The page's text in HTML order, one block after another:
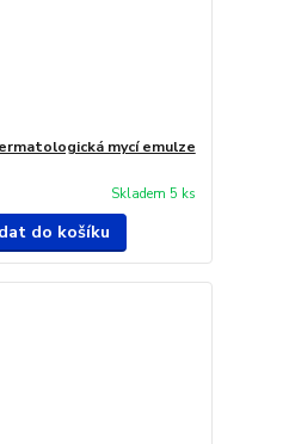
mycí emulze
Skladem 5 ks
do košíku